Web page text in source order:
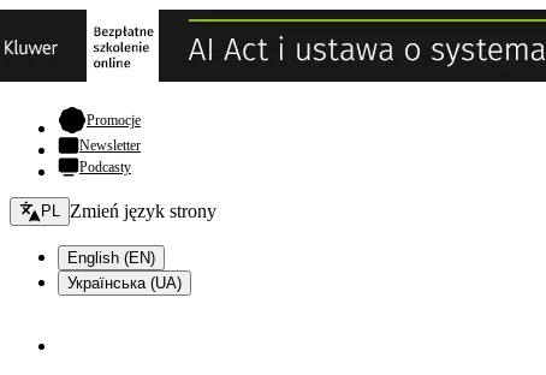
Promocje- otwiera się w nowej karcie
Newsletter
Podcasty
Zmień język - bieżący:
PL Zmień język strony
English (EN)
Українська (UA)